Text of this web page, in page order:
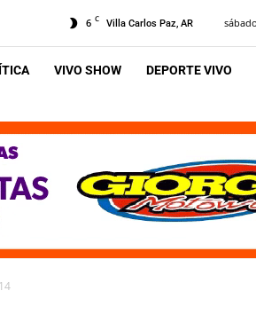
6 C Villa Carlos Paz, AR
VIVO SHOW DEPORTE VIVO